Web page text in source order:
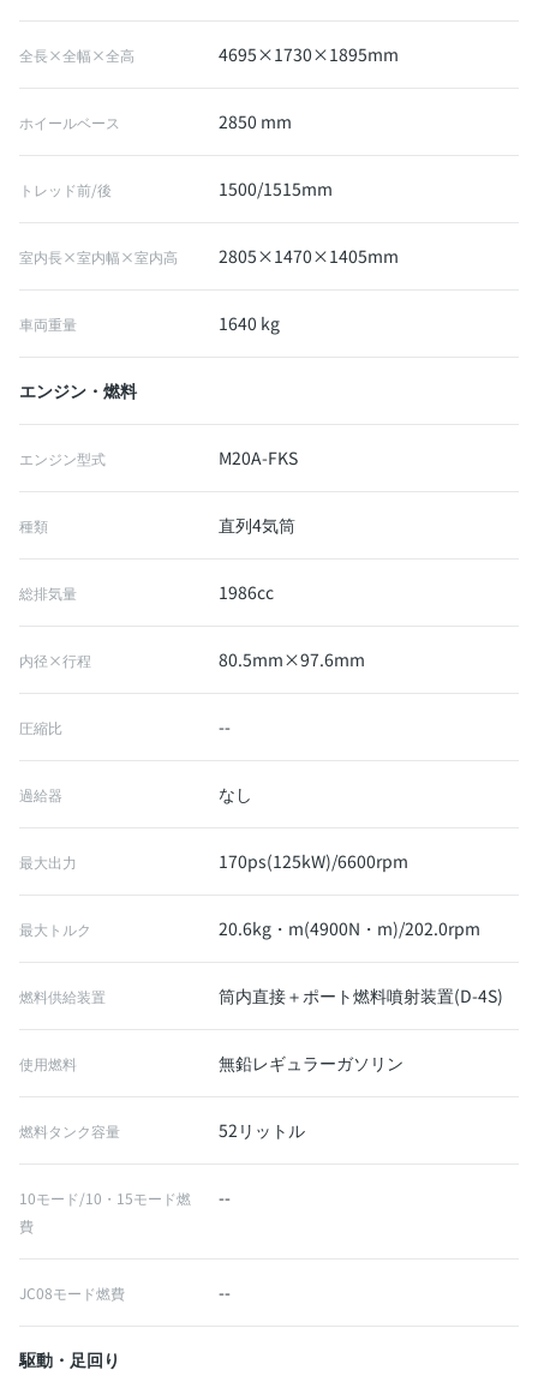
全長×全幅×全高 4695×1730×1895mm
ホイールベース 2850 mm
トレッド前/後 1500/1515mm
室内長×室内幅×室内高 2805×1470×1405mm
車両重量 1640 kg
エンジン・燃料
エンジン型式 M20A-FKS
種類 直列4気筒
総排気量 1986cc
内径×行程 80.5mm×97.6mm
圧縮比 --
過給器 なし
最大出力 170ps(125kW)/6600rpm
最大トルク 20.6kg・m(4900N・m)/202.0rpm
燃料供給装置 筒内直接＋ポート燃料噴射装置(D-4S)
使用燃料 無鉛レギュラーガソリン
燃料タンク容量 52リットル
10モード/10・15モード燃
費
--
JC08モード燃費 --
駆動・足回り